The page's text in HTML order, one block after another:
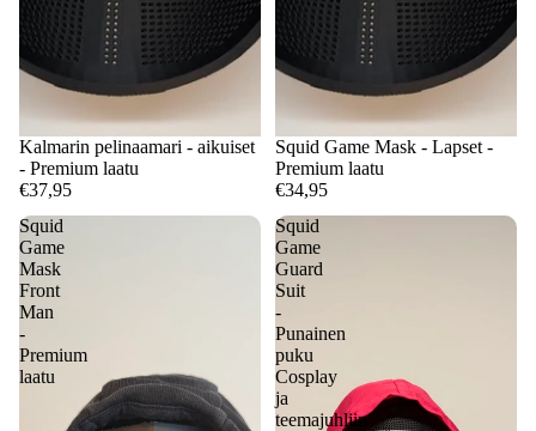
Kalmarin pelinaamari - aikuiset
- Premium laatu
€37,95
Squid Game Mask - Lapset -
Premium laatu
€34,95
Squid
Game
Mask
Front
Man
-
Premium
laatu
Squid
Game
Guard
Suit
-
Punainen
puku
Cosplay
ja
teemajuhliin